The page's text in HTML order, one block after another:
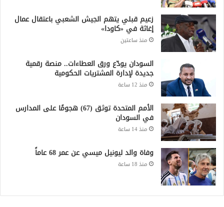
زعيم قبلي يتهم الجيش الشعبي باعتقال عمال
إغاثة في «كاودا»
منذ ساعتين
السودان يودّع ورق العطاءات.. منصة رقمية
جديدة لإدارة المشتريات الحكومية
منذ 12 ساعة
الأمم المتحدة توثق (67) هجومًا على المدارس
في السودان
منذ 14 ساعة
وفاة والد ليونيل ميسي عن عمر 68 عاماً
منذ 18 ساعة